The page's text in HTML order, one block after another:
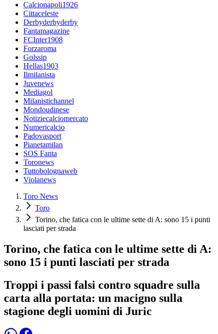
Calcionapoli1926
Cittaceleste
Derbyderbyderby
Fantamagazine
FCInter1908
Forzaroma
Golssip
Hellas1903
Ilmilanista
Juvenews
Mediagol
Milanistichannel
Mondoudinese
Notiziecalciomercato
Numericalcio
Padovasport
Pianetamilan
SOS Fanta
Toronews
Tuttobolognaweb
Violanews
Toro News
Toro
Torino, che fatica con le ultime sette di A: sono 15 i punti
lasciati per strada
Torino, che fatica con le ultime sette di A:
sono 15 i punti lasciati per strada
Troppi i passi falsi contro squadre sulla
carta alla portata: un macigno sulla
stagione degli uomini di Juric